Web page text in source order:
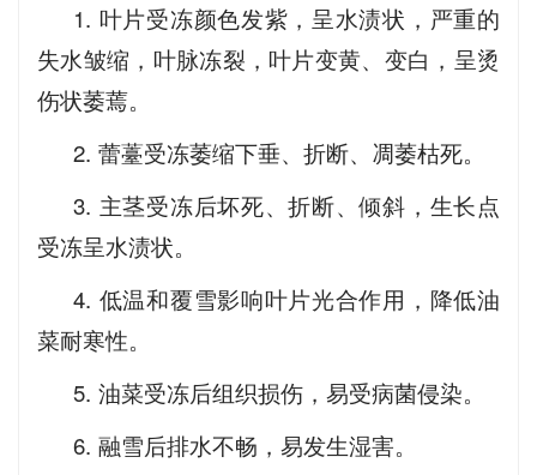
1. 叶片受冻颜色发紫，呈水渍状，严重的
失水皱缩，叶脉冻裂，叶片变黄、变白，呈烫
伤状萎蔫。
2. 蕾薹受冻萎缩下垂、折断、凋萎枯死。
3. 主茎受冻后坏死、折断、倾斜，生长点
受冻呈水渍状。
4. 低温和覆雪影响叶片光合作用，降低油
菜耐寒性。
5. 油菜受冻后组织损伤，易受病菌侵染。
6. 融雪后排水不畅，易发生湿害。